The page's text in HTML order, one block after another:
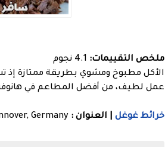
ملخص التقييمات: 4.1 نجوم
الأكل مطبوخ ومشوي بطريقة ممتازة إذ
عمل لطيف، من أفضل المطاعم في
خرائط غوغل | العنوان : Germany